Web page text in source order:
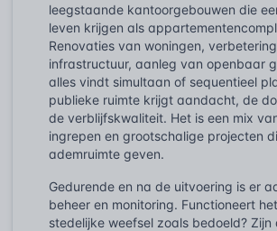
leegstaande kantoorgebouwen die
leven krijgen als
Renovaties van woningen,
infrastructuur, aanleg van openbaar
alles vindt simultaan of sequentieel
publieke ruimte krijgt aandacht, de
de verblijfskwaliteit. Het is een mix
ingrepen en grootschalige projecten
ademruimte geven.
Gedurende en na de uitvoering is er
beheer en monitoring. Functioneert
stedelijke weefsel zoals bedoeld?